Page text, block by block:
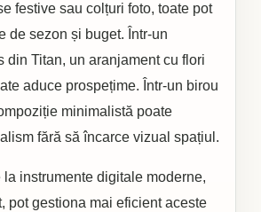
festive sau colțuri foto, toate pot
de sezon și buget. Într-un
din Titan, un aranjament cu flori
aduce prospețime. Într-un birou
minimalistă poate
fără să încarce vizual spațiul.
instrumente digitale moderne,
pot gestiona mai eficient aceste